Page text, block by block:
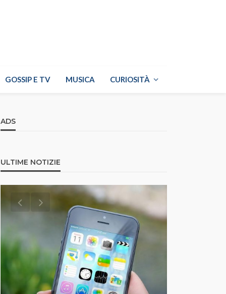
GOSSIP E TV MUSICA CURIOSITÀ
ADS
ULTIME NOTIZIE